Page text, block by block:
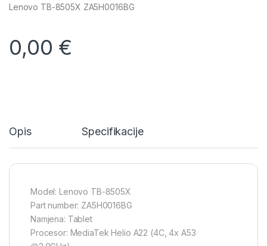
Lenovo TB-8505X ZA5H0016BG
0,00 €
Opis Specifikacije
Model: Lenovo TB-8505X
Part number: ZA5H0016BG
Namjena: Tablet
Procesor: MediaTek Helio A22 (4C, 4x A53